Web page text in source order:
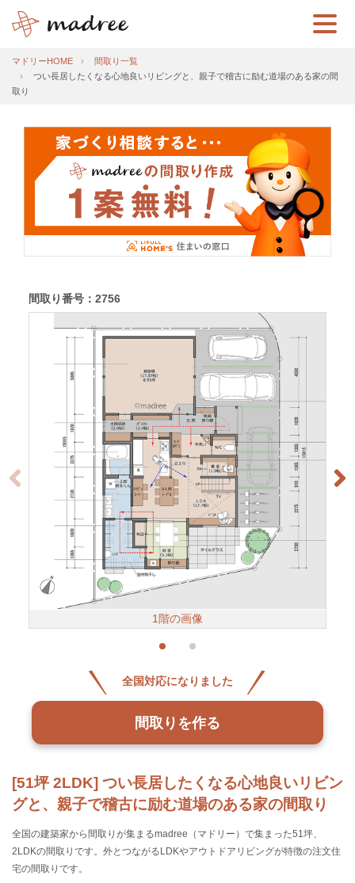
マドリーHOME
間取り一覧
つい長居したくなる心地良いリビングと、親子で稽古に励む道場のある家の間
取り
[51坪 2LDK] つい長居したくなる心地良いリビン
グと、親子で稽古に励む道場のある家の間取り
全国の建築家から間取りが集まるmadree（マドリー）で集まった51坪、
2LDKの間取りです。外とつながるLDKやアウトドアリビングが特徴の注文住
宅の間取りです。
間取り番号：2756
1階の画像
全国対応になりました
間取りを作る